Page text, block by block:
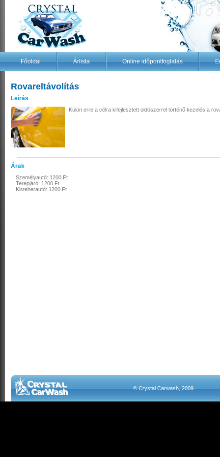
Főoldal Árlista Online időpontfoglalás
Rovareltávolítás
Leírás
Külön erre a célra kifejlesztett oldószerrel történő kezelés a
Árak
Személyautó: 1200 Ft
Terepjáró: 1200 Ft
Kisteherautó: 1200 Ft
© Crystal Carwash, 2009.